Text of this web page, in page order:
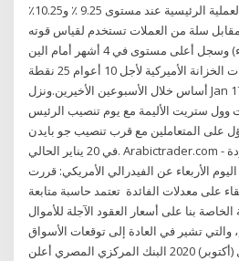
والإقراض لليلة واحدة وسعر العملية الرئيسية عند مستوى 9.25 ٪ و10.25٪
مقابل سلة من العملات تستخدم لقياس قوته
على نطاق أوسع اليوم (الثلاثاء) وسجل أعلى مستوى في 4 أشهر أمام الين
مع ارتفاع العائد على سندات الخزانة الأميركية لأجل 10 أعوام 25 نقطة
أساس خلال الأسبوعين الأخيرين.ونزل Jan 17, 2021 · القاهرة - بواسطة
وول ستريت الأليمة مع يوم تنصيب الرئيس
على المتعاملين مع قرب تنصيب جو بايدن
في 20 يناير الحالي. Arabictrader.com - فيما يلي أبرز النقاط الواردة
الأربعاء عن الفيدرالي الأمريكي: قررت
على معدلات الفائدة تعتمد حاسبة متابعة
الخاصة بنا على أسعار العقود الآجلة للأموال
لمدة 30 يوم، والتي تشير في العادة إلى توقعات الأسواق
بخصوص 13 تشرين الأول (أكتوبر) 2020 البنك المركزي المصري أعلن